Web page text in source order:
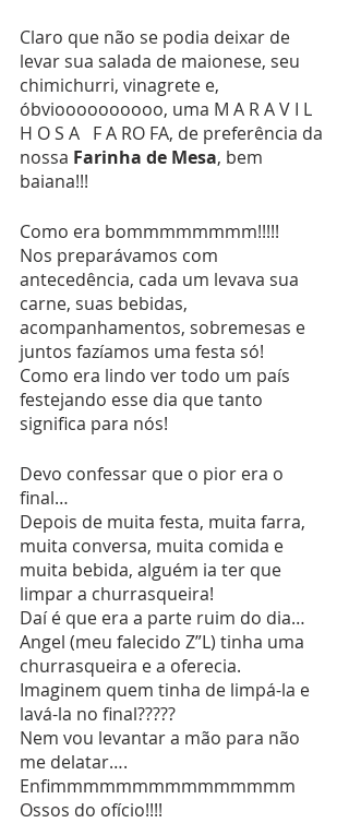
Claro que não se podia deixar de
levar sua salada de maionese, seu
chimichurri, vinagrete e,
óbvioooooooooo, uma M A R A V I L
H O S A   F A RO FA, de preferência da
nossa Farinha de Mesa, bem
baiana!!!
Como era bommmmmmmm!!!!!
Nos preparávamos com
antecedência, cada um levava sua
carne, suas bebidas,
acompanhamentos, sobremesas e
juntos fazíamos uma festa só!
Como era lindo ver todo um país
festejando esse dia que tanto
significa para nós!
Devo confessar que o pior era o
final…
Depois de muita festa, muita farra,
muita conversa, muita comida e
muita bebida, alguém ia ter que
limpar a churrasqueira!
Daí é que era a parte ruim do dia…
Angel (meu falecido Z”L) tinha uma
churrasqueira e a oferecia.
Imaginem quem tinha de limpá-la e
lavá-la no final?????
Nem vou levantar a mão para não
me delatar….
Enfimmmmmmmmmmmmmmm
Ossos do ofício!!!!